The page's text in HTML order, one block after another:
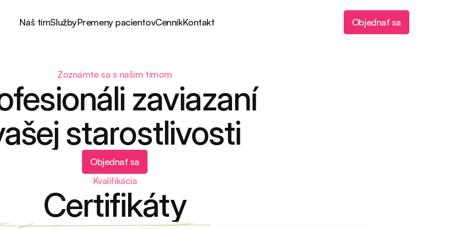
Náš tímSlužbyPremeny pacientovCenníkKontakt Objednať sa
Zoznámte sa s naším tímom
zaviazaní
starostlivosti
Objednať sa
Kvalifikácia
Certifikáty